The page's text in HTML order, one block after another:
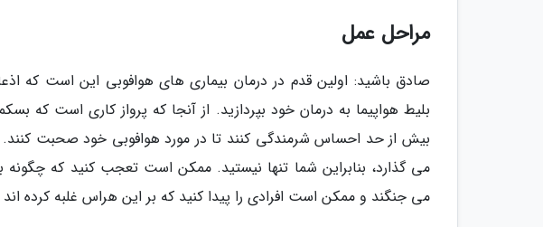
مراحل عمل
صادق باشید: اولین قدم در درمان بیماری های هوافوبی این است که
بلیط هواپیما به درمان خود بپردازید. از آنجا که پرواز کاری است که
بیش از حد احساس شرمندگی کنند تا در مورد هوافوبی خود صحبت کنند.
می گذارد، بنابراین شما تنها نیستید. ممکن است تعجب کنید که
می جنگند و ممکن است افرادی را پیدا کنید که بر این هراس غلبه کرده